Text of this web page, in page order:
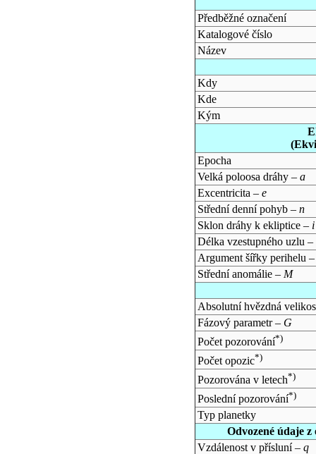
Předběžné označení
Katalogové číslo
Název
Kdy
Kde
Kým
Epocha
Velká poloosa dráhy – a
Excentricita – e
Střední denní pohyb – n
Sklon dráhy k ekliptice – i
Délka vzestupného uzlu –
Argument šířky perihelu
Střední anomálie – M
Absolutní hvězdná
Fázový parametr – G
Počet pozorování*)
Počet opozic*)
Pozorována v letech*)
Poslední pozorování*)
Typ planetky
Odvozené údaje
Vzdálenost v přísluní – q